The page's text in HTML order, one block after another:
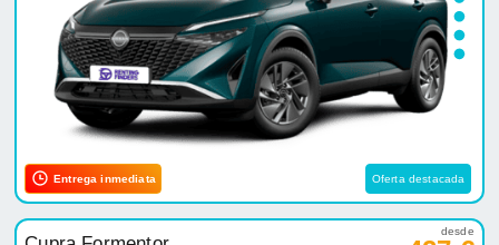
Entrega inmediata Oferta destacada
desde